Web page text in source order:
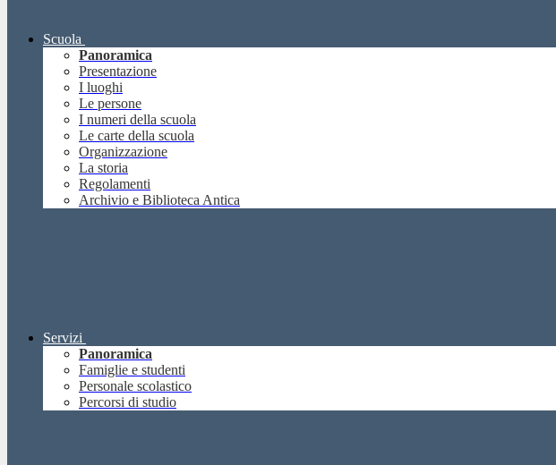
Scuola
Panoramica
Presentazione
I luoghi
Le persone
I numeri della scuola
Le carte della scuola
Organizzazione
La storia
Regolamenti
Archivio e Biblioteca Antica
Servizi
Panoramica
Famiglie e studenti
Personale scolastico
Percorsi di studio